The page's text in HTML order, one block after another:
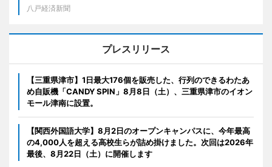
八戸経済新聞
プレスリリース
【三重県津市】1日最大176個を販売した、行列のできるわたあ
め自販機「CANDY SPIN」8月8日（土）、三重県津市のイオン
モール津南に設置。
【関西外国語大学】8月2日のオープンキャンパスに、今年最高
の4,000人を超える高校生らが詰め掛けました。次回は2026年
最後、8月22日（土）に開催します